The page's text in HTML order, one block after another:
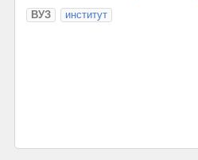
ВУЗ институт